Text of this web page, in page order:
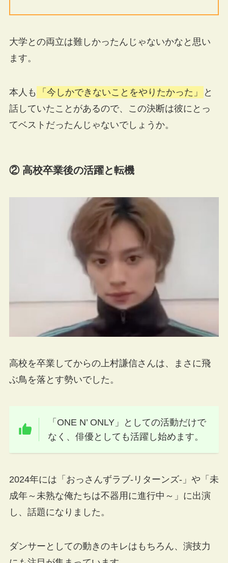
大学との両立は難しかったんじゃないかなと思い
ます。
本人も 「今しかできないことをやりたかった」
と
話していたことがあるので、この決断は彼にとっ
てベストだったんじゃないでしょうか。
② 高校卒業後の活躍と転機
高校を卒業してからの上村謙信さんは、まさに飛
ぶ鳥を落とす勢いでした。
「ONE N’ ONLY」としての活動だけで
なく、俳優としても活躍し始めます。
2024年には「おっさんずラブ-リターンズ-」や「未
成年～未熟な俺たちは不器用に進行中～」に出演
し、話題になりました。
ダンサーとしての動きのキレはもちろん、演技力